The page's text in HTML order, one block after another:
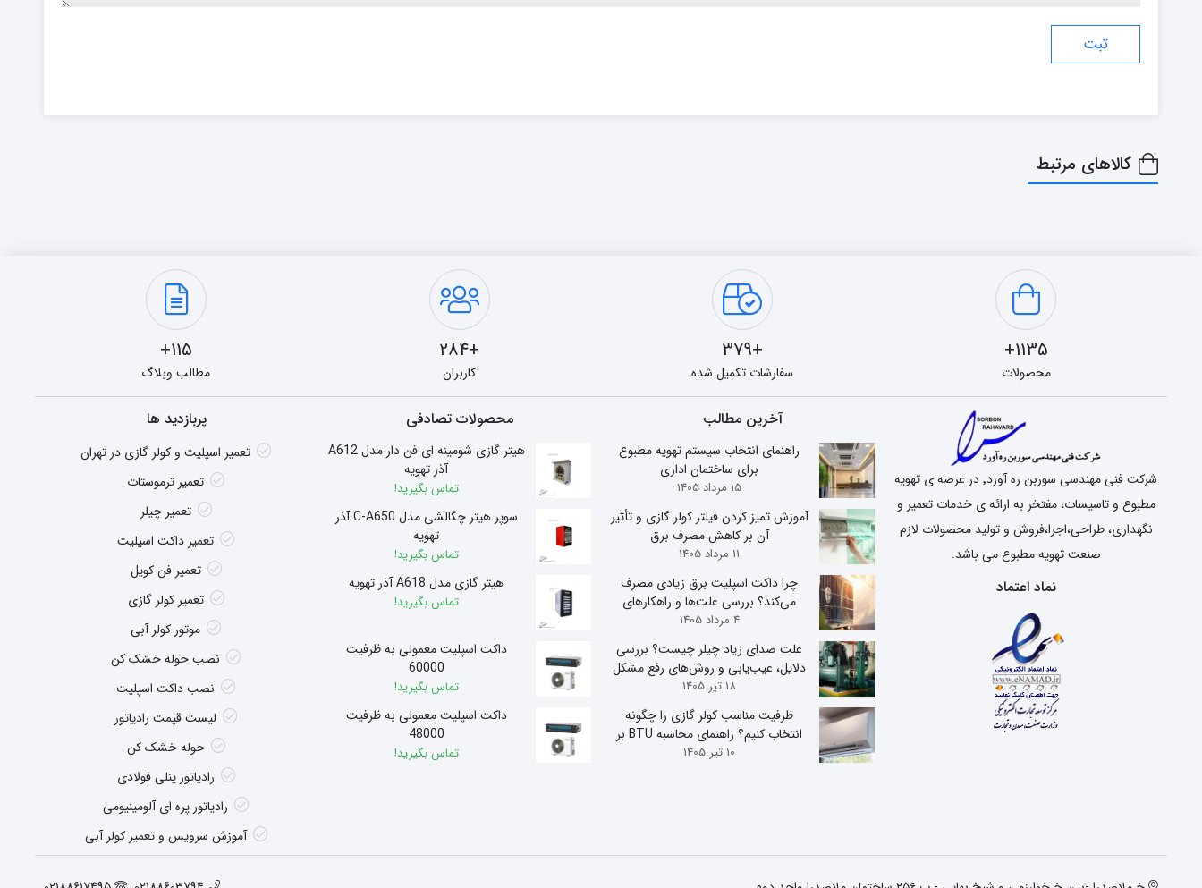
کالاهای مرتبط
1135+
محصولات
+379
سفارشات تکمیل شده
+284
کاربران
115+
مطالب وبلاگ
شرکت فنی مهندسی سوربن ره آورد٬ در عرصه ی تهویه
مطبوع و تاسیسات، مفتخر به ارائه ی خدمات تعمیر و
نگهداری، طراحی،اجرا،فروش و تولید محصولات لازم
صنعت تهویه مطبوع می باشد.
نماد اعتماد
آخرین مطالب
راهنمای انتخاب سیستم تهویه مطبوع
برای ساختمان اداری
15 مرداد 1405
آموزش تمیز کردن فیلتر کولر گازی و تأثیر
آن بر کاهش مصرف برق
11 مرداد 1405
چرا داکت اسپلیت برق زیادی مصرف
می‌کند؟ بررسی علت‌ها و راهکارهای
کاهش مصرف
4 مرداد 1405
علت صدای زیاد چیلر چیست؟ بررسی
دلایل، عیب‌یابی و روش‌های رفع مشکل
18 تیر 1405
ظرفیت مناسب کولر گازی را چگونه
انتخاب کنیم؟ راهنمای محاسبه BTU بر
اساس متراژ
10 تیر 1405
محصولات تصادفی
هیتر گازی شومینه ای فن دار مدل A612
آذر تهویه
تماس بگیرید!
سوپر هیتر چگالشی مدل C-A650 آذر
تهویه
تماس بگیرید!
هیتر گازی مدل A618 آذر تهویه
تماس بگیرید!
داکت اسپلیت معمولی به ظرفیت
60000
تماس بگیرید!
داکت اسپلیت معمولی به ظرفیت
48000
تماس بگیرید!
پربازدید ها
تعمیر اسپلیت و کولر گازی در تهران
تعمیر ترموستات
تعمیر چیلر
تعمیر داکت اسپلیت
تعمیر فن کویل
تعمیر کولر گازی
موتور کولر آبی
نصب حوله خشک کن
نصب داکت اسپلیت
لیست قیمت رادیاتور
حوله خشک کن
رادیاتور پنلی فولادی
رادیاتور پره ای آلومینیومی
آموزش سرویس و تعمیر کولر آبی